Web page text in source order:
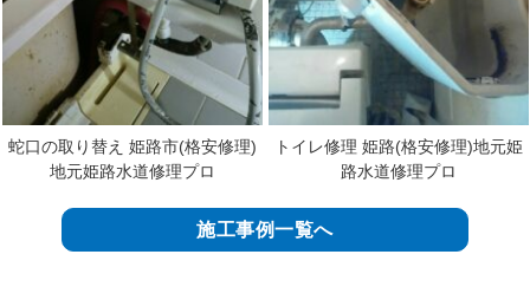
蛇口の取り替え 姫路市(格安修理)
地元姫路水道修理プロ
トイレ修理 姫路(格安修理)地元姫
路水道修理プロ
施工事例一覧へ